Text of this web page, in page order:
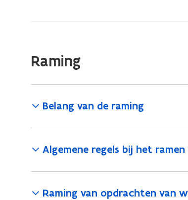
Raming
Belang van de raming
Algemene regels bij het
Raming van opdrachten van